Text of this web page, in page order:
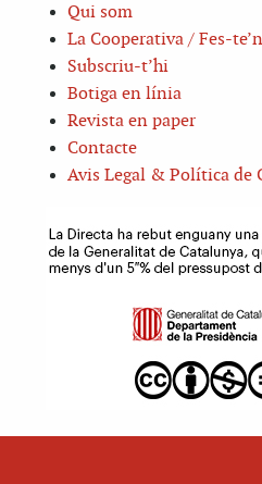
Qui som
La Cooperativa / Fes-
Subscriu-t’hi
Botiga en línia
Revista en paper
Contacte
Avis Legal & Política de